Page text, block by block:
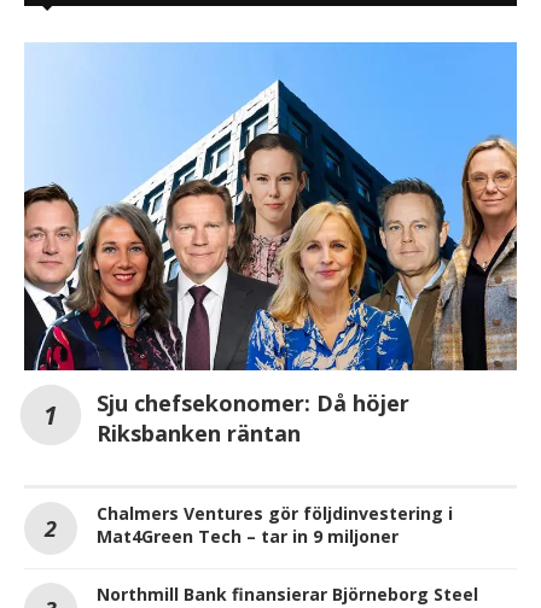
Sju chefsekonomer: Då höjer
Riksbanken räntan
Chalmers Ventures gör följdinvestering i
Mat4Green Tech – tar in 9 miljoner
Northmill Bank finansierar Björneborg Steel